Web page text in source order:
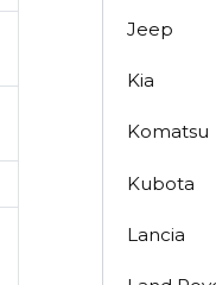
Jeep
Kia
Komatsu
Kubota
Lancia